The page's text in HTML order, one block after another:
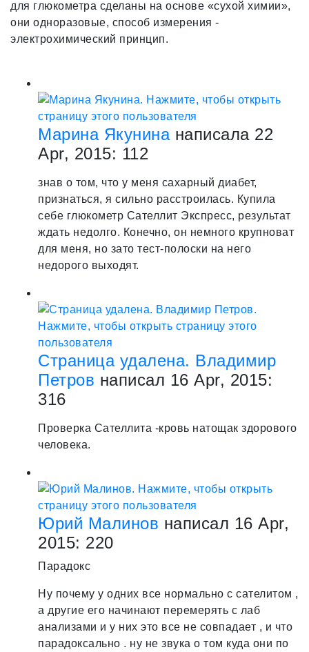
для глюкометра сделаны на основе «сухой химии»,
они одноразовые, способ измерения -
электрохимический принцип.
Марина Якунинанаписала 22
Apr, 2015: 112
знав о том, что у меня сахарный диабет,
признаться, я сильно расстроилась. Купила
себе глюкометр Сателлит Экспресс, результат
ждать недолго. Конечно, он немного крупноват
для меня, но зато тест-полоски на него
недорого выходят.
Страница удалена. Владимир
Петров написал 16 Apr, 2015:
316
Проверка Сателлита -кровь натощак здорового
человека.
Юрий Малинов написал 16 Apr,
2015: 220
Парадокс
Ну почему у одних все нормально с сателитом ,
а другие его начинают перемерять с лаб
анализами и у них это все не совпадает , и что
парадоксально . ну не звука о том куда они по